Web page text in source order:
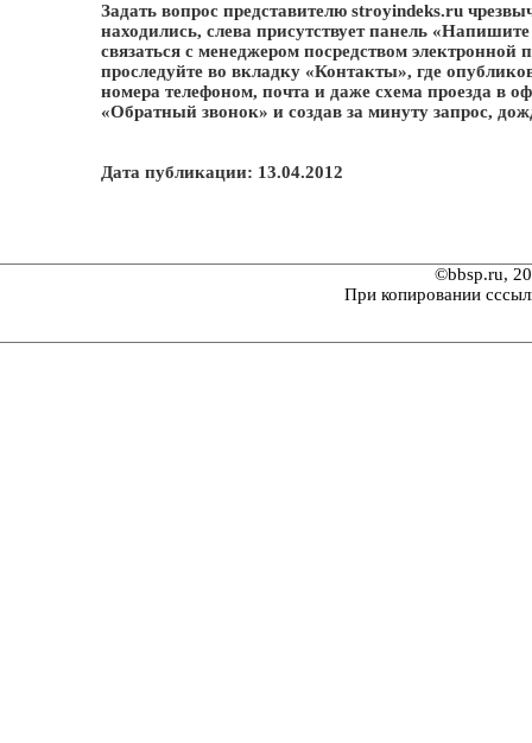
Задать вопрос представителю stroyindeks.ru
находились, слева присутствует панель
связаться с менеджером посредством
проследуйте во вкладку «Контакты», где
номера телефоном, почта и даже схема проезда в
«Обратный звонок» и создав за минуту запрос,
Дата публикации: 13.04.2012
©bbsp.ru,
При копировании